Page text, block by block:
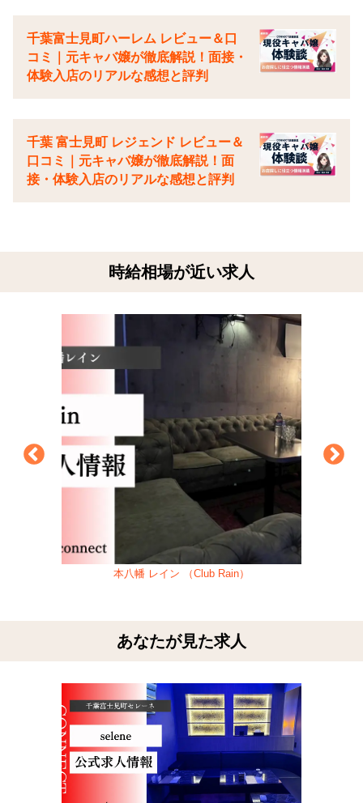
千葉富士見町ハーレム レビュー＆口
コミ｜元キャバ嬢が徹底解説！面接・
体験入店のリアルな感想と評判
千葉 富士見町 レジェンド レビュー＆
口コミ｜元キャバ嬢が徹底解説！面
接・体験入店のリアルな感想と評判
時給相場が近い求人
本八幡 レイン （Club Rain）
あなたが見た求人